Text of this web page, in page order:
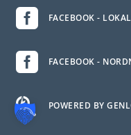
 FACEBOOK -
 FACEBOOK -
 POWERED BY